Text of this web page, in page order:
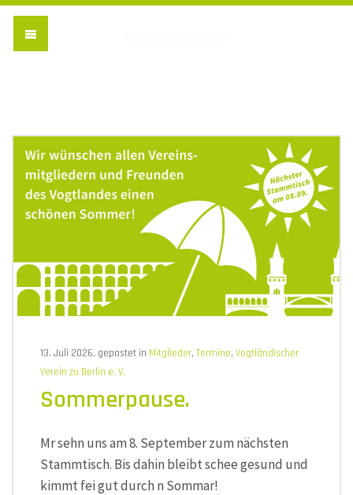
13. Juli 2026, gepostet in Mitglieder, Termine, Vogtländischer
Verein zu Berlin e. V.
Sommerpause.
Mr sehn uns am 8. September zum nächsten
Stammtisch. Bis dahin bleibt schee gesund und
kimmt fei gut durch n Sommar!